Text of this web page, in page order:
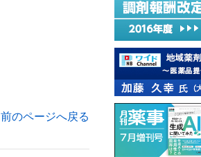
前のページへ戻る